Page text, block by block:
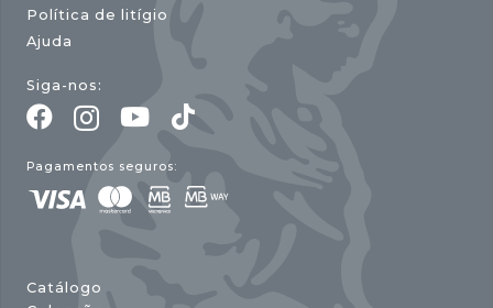
Política de litígio
Ajuda
Siga-nos:
Pagamentos seguros:
Catálogo